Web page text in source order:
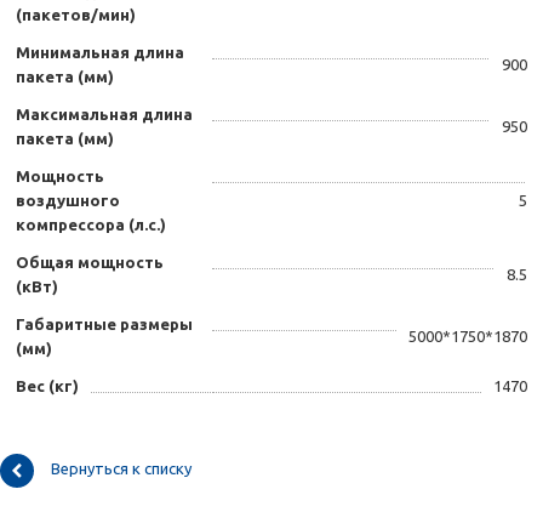
(пакетов/мин)
Минимальная длина
пакета (мм)
900
Максимальная длина
пакета (мм)
950
Мощность
воздушного
компрессора (л.с.)
5
Общая мощность
(кВт)
8.5
Габаритные размеры
(мм)
5000*1750*1870
Вес (кг) 1470
Вернуться к списку